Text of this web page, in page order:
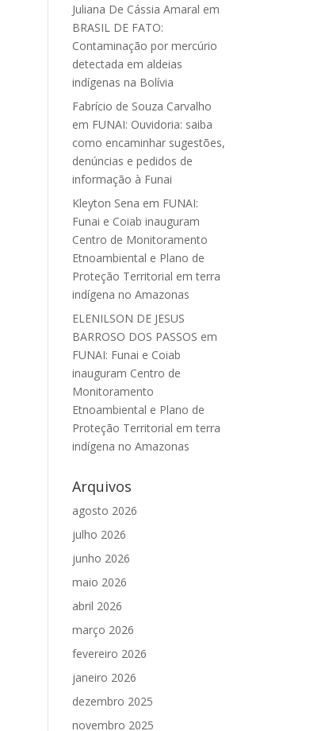
Juliana De Cássia Amaral em
BRASIL DE FATO:
Contaminação por mercúrio
detectada em aldeias
indígenas na Bolívia
Fabrício de Souza Carvalho
em FUNAI: Ouvidoria: saiba
como encaminhar sugestões,
denúncias e pedidos de
informação à Funai
Kleyton Sena em FUNAI:
Funai e Coiab inauguram
Centro de Monitoramento
Etnoambiental e Plano de
Proteção Territorial em terra
indígena no Amazonas
ELENILSON DE JESUS
BARROSO DOS PASSOS em
FUNAI: Funai e Coiab
inauguram Centro de
Monitoramento
Etnoambiental e Plano de
Proteção Territorial em terra
indígena no Amazonas
Arquivos
agosto 2026
julho 2026
junho 2026
maio 2026
abril 2026
março 2026
fevereiro 2026
janeiro 2026
dezembro 2025
novembro 2025